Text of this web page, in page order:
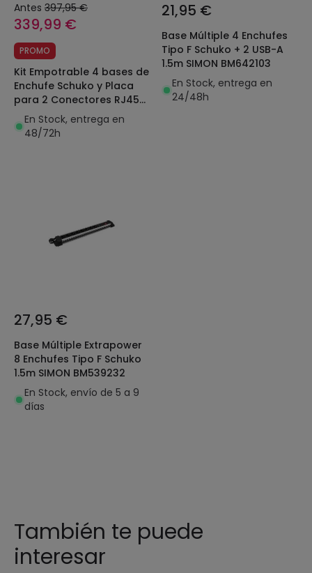
Antes 397,95 €
339,99 €
PROMO
Kit Empotrable 4 bases de
Enchufe Schuko y Placa
para 2 Conectores RJ45
con tapa y cepillo SIMON
400 44504020-130
En Stock, entrega en
48/72h
21,95 €
Base Múltiple 4 Enchufes
Tipo F Schuko + 2 USB-A
1.5m SIMON BM642103
En Stock, entrega en
24/48h
27,95 €
Base Múltiple Extrapower
8 Enchufes Tipo F Schuko
1.5m SIMON BM539232
En Stock, envío de 5 a 9
días
También te puede
interesar